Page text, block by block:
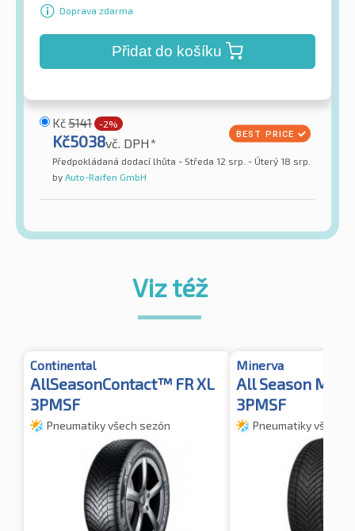
Doprava zdarma
Přidat do košíku
Kč5141 -2%
Kč5038vč. DPH*
Předpokládaná dodací lhůta - Středa 12 srp. - Úterý 18 srp.
by Auto-Raifen GmbH
Viz též
Continental
AllSeasonContact™ FR XL
3PMSF
Pneumatiky všech sezón
Minerva
All Season
3PMSF
Pneumatiky všech